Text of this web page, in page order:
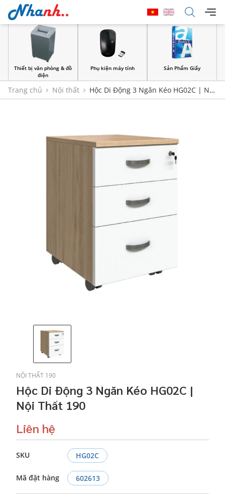
Thiết bị văn phòng & đồ
điện
Phụ kiện máy tính Sản Phẩm Giấy
Trang chủ Nội thất
Hộc Di Động 3 Ngăn Kéo HG02C | Nội
Thất 190
NỘI THẤT 190
Hộc Di Động 3 Ngăn Kéo HG02C |
Nội Thất 190
Liên hệ
SKU HG02C
Mã đặt hàng 602613